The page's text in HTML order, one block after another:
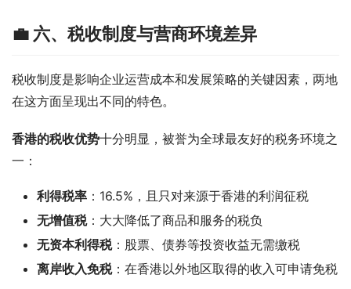
💼 六、税收制度与营商环境差异
税收制度是影响企业运营成本和发展策略的关键因素，两地
在这方面呈现出不同的特色。
香港的税收优势十分明显，被誉为全球最友好的税务环境之
一：
利得税率 ：16.5%，且只对来源于香港的利润征税
无增值税：大大降低了商品和服务的税负
无资本利得税：股票、债券等投资收益无需缴税
离岸收入免税：在香港以外地区取得的收入可申请免税